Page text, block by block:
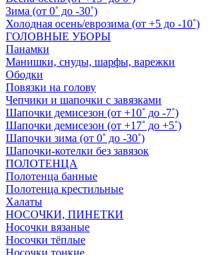
Зима (от 0˚ до -30˚)
Холодная осень/еврозима (от +5 до -10˚)
ГОЛОВНЫЕ УБОРЫ
Панамки
Манишки, снуды, шарфы, варежки
Ободки
Повязки на голову
Чепчики и шапочки с завязками
Шапочки демисезон (от +10˚ до -7˚)
Шапочки демисезон (от +17˚ до +5˚)
Шапочки зима (от 0˚ до -30˚)
Шапочки-котелки без завязок
ПОЛОТЕНЦА
Полотенца банные
Полотенца крестильные
Халаты
НОСОЧКИ, ПИНЕТКИ
Носочки вязаные
Носочки тёплые
Носочки тонкие